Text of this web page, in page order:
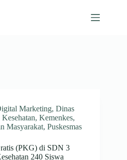
Marketing, Dinas
, Kemenkes,
Masyarakat, Puskesmas
(PKG) di SDN 3
240 Siswa